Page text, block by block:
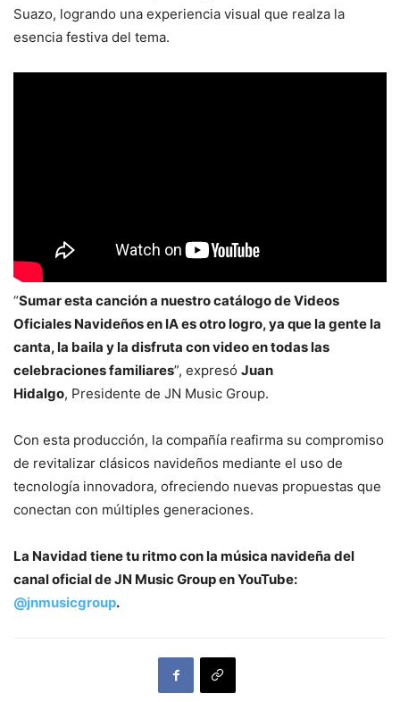
Suazo, logrando una experiencia visual que realza la
esencia festiva del tema.
“Sumar esta canción a nuestro catálogo de Videos
Oficiales Navideños en IA es otro logro, ya que la gente la
canta, la baila y la disfruta con video en todas las
celebraciones familiares”, expresó Juan
Hidalgo, Presidente de JN Music Group.
Con esta producción, la compañía reafirma su compromiso
de revitalizar clásicos navideños mediante el uso de
tecnología innovadora, ofreciendo nuevas propuestas que
conectan con múltiples generaciones.
La Navidad tiene tu ritmo con la música navideña del
canal oficial de JN Music Group en YouTube:
@jnmusicgroup.